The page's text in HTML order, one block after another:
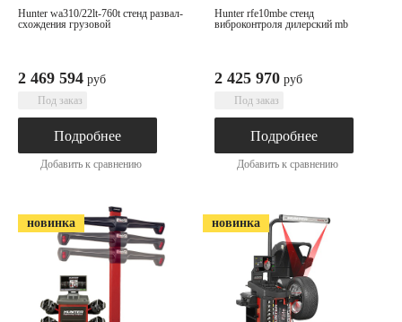
hunter wa310/22lt-760t стенд развал-
схождения грузовой
2 469 594 руб
Под заказ
Подробнее
Добавить к сравнению
hunter rfe10mbe cтенд
виброконтроля дилерский mb
2 425 970 руб
Под заказ
Подробнее
Добавить к сравнению
новинка новинка